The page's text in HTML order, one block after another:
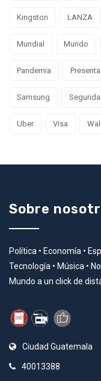
Kingston LANZA
Mundial Mundo
Pandemia Presenta
Samsung
Uber Visa
Sobre
Política • Economía •
Tecnología • Música •
Mundo a un click de
Ciudad Guatemala
40013388